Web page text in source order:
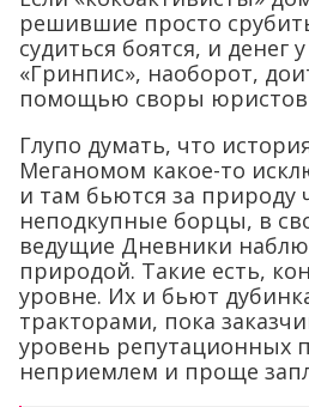
Глупо думать, что
Меганомом какое-то
и там бьются за природу
неподкупные борцы, в
ведущие Дневники
природой. Такие есть,
уровне. Их и бьют
тракторами, пока
уровень репутационных
неприемлем и проще
В истории с Крымом
любопытная
локации, едва